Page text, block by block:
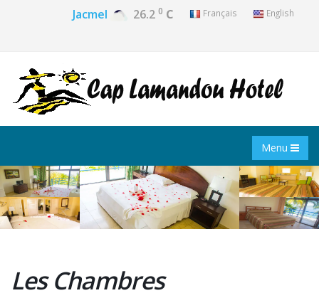
Jacmel 26.2 0 C Français English
Menu
Les Chambres